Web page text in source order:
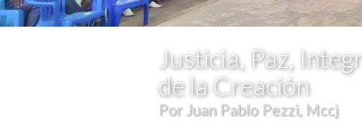
Justicia, Paz,
de la Creación
Por Juan Pablo Pezzi, Mccj